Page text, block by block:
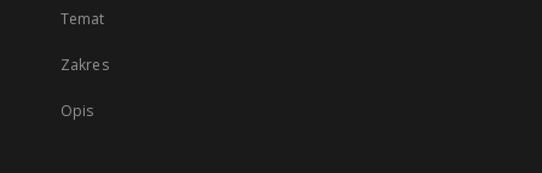
Temat
Zakres
Opis